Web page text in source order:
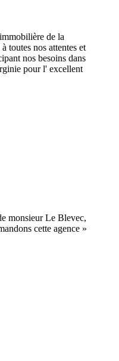
de la
toutes nos attentes et
nos besoins dans
pour l' excellent
monsieur Le Blevec,
cette agence »